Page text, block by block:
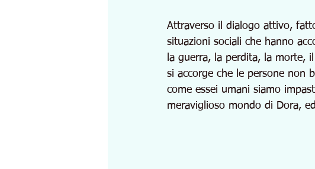
Attraverso il dialogo attivo,
situazioni sociali che hanno
la guerra, la perdita, la morte,
si accorge che le persone non
come essei umani siamo
meraviglioso mondo di Dora,